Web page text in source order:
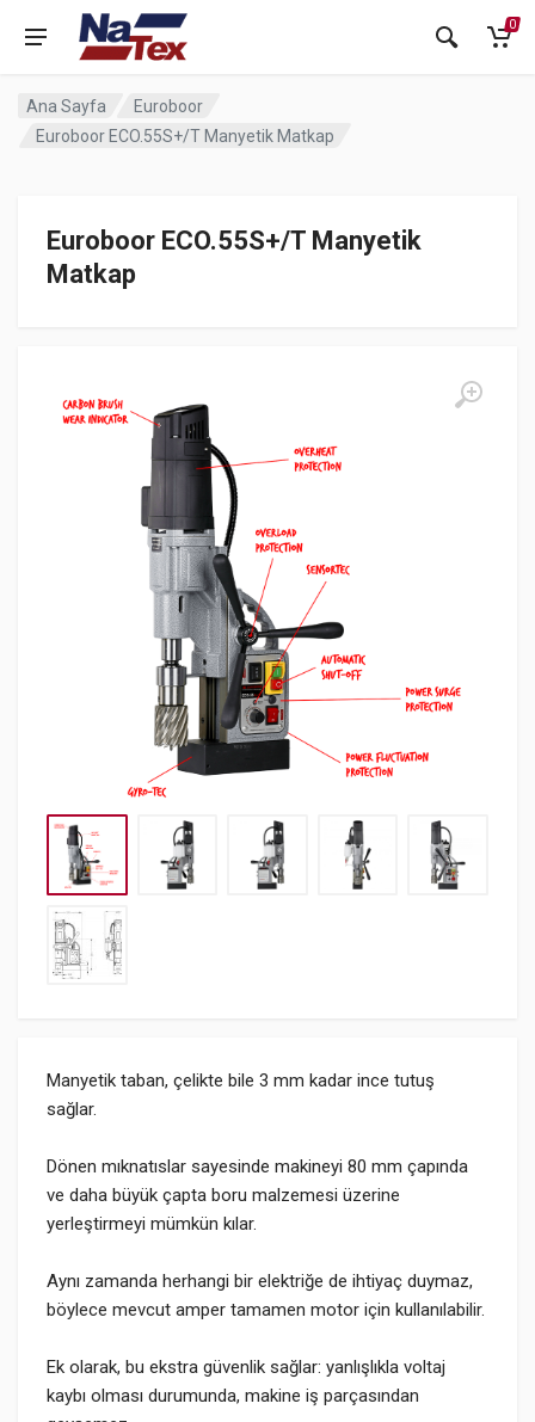
0
Ana Sayfa
Euroboor
Euroboor ECO.55S+/T Manyetik Matkap
Euroboor ECO.55S+/T Manyetik
Matkap
Manyetik taban, çelikte bile 3 mm kadar ince tutuş
sağlar.
Dönen mıknatıslar sayesinde makineyi 80 mm çapında
ve daha büyük çapta boru malzemesi üzerine
yerleştirmeyi mümkün kılar.
Aynı zamanda herhangi bir elektriğe de ihtiyaç duymaz,
böylece mevcut amper tamamen motor için kullanılabilir.
Ek olarak, bu ekstra güvenlik sağlar: yanlışlıkla voltaj
kaybı olması durumunda, makine iş parçasından